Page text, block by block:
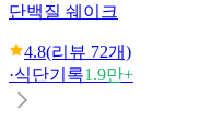
단백질 쉐이크
4.8(리뷰 72개)
·식단기록1.9만+